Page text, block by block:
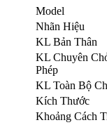
Model
Nhãn Hiệu
KL Bản Thân
KL Chuyên
Phép
KL Toàn Bộ
Kích Thước
Khoảng Cách